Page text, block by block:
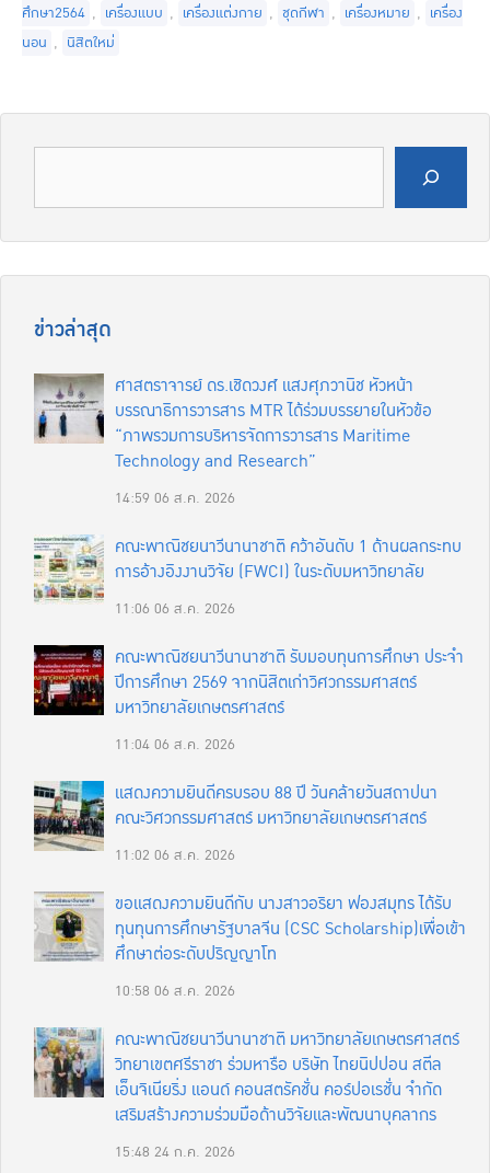
ศึกษา2564 , เครื่องแบบ , เครื่องแต่งกาย , ชุดกีฬา , เครื่องหมาย , เครื่อง
นอน , นิสิตใหม่
ข่าวล่าสุด
ศาสตราจารย์ ดร.เชิดวงศ์ แสงศุภวานิช หัวหน้า
บรรณาธิการวารสาร MTR ได้ร่วมบรรยายในหัวข้อ
“ภาพรวมการบริหารจัดการวารสาร Maritime
Technology and Research”
14:59 06 ส.ค. 2026
คณะพาณิชยนาวีนานาชาติ คว้าอันดับ 1 ด้านผลกระทบ
การอ้างอิงงานวิจัย (FWCI) ในระดับมหาวิทยาลัย
11:06 06 ส.ค. 2026
คณะพาณิชยนาวีนานาชาติ รับมอบทุนการศึกษา ประจำ
ปีการศึกษา 2569 จากนิสิตเก่าวิศวกรรมศาสตร์
มหาวิทยาลัยเกษตรศาสตร์
11:0406 ส.ค. 2026
แสดงความยินดีครบรอบ 88 ปี วันคล้ายวันสถาปนา
คณะวิศวกรรมศาสตร์ มหาวิทยาลัยเกษตรศาสตร์
11:02 06 ส.ค. 2026
ขอแสดงความยินดีกับ นางสาวอริยา ฟองสมุทร ได้รับ
ทุนทุนการศึกษารัฐบาลจีน (CSC Scholarship)เพื่อเข้า
ศึกษาต่อระดับปริญญาโท
10:58 06 ส.ค. 2026
คณะพาณิชยนาวีนานาชาติ มหาวิทยาลัยเกษตรศาสตร์
วิทยาเขตศรีราชา ร่วมหารือ บริษัท ไทยนิปปอน สตีล
เอ็นจิเนียริ่ง แอนด์ คอนสตรัคชั่น คอร์ปอเรชั่น จำกัด
เสริมสร้างความร่วมมือด้านวิจัยและพัฒนาบุคลากร
15:48 24 ก.ค. 2026